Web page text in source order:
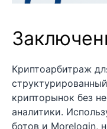
Криптоарбитраж
крипторынок без
аналитики.
ботов и Morelogin,